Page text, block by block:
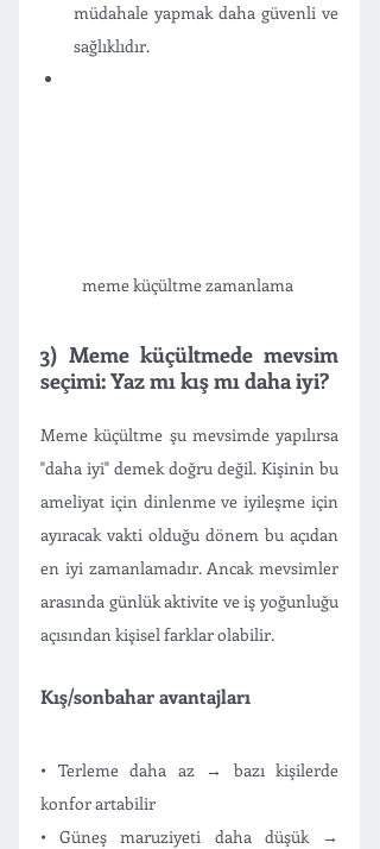
müdahale yapmak daha güvenli ve
sağlıklıdır.
meme küçültme zamanlama
3) Meme küçültmede mevsim
seçimi: Yaz mı kış mı daha iyi?
Meme küçültme şu mevsimde yapılırsa
"daha iyi" demek doğru değil. Kişinin bu
ameliyat için dinlenme ve iyileşme için
ayıracak vakti olduğu dönem bu açıdan
en iyi zamanlamadır. Ancak mevsimler
arasında günlük aktivite ve iş yoğunluğu
açısından kişisel farklar olabilir.
Kış/sonbahar avantajları
• Terleme daha az → bazı kişilerde
konfor artabilir
• Güneş maruziyeti daha düşük →